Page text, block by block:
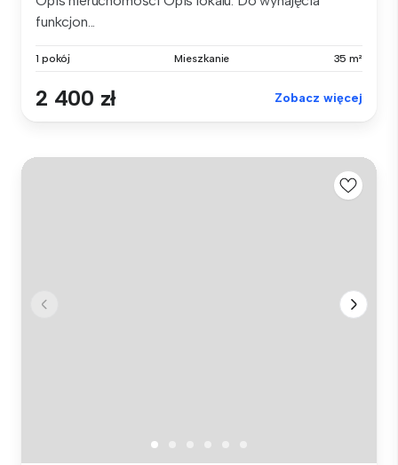
funkcjon...
1 pokój Mieszkanie 35 m²
2 400 zł Zobacz więcej